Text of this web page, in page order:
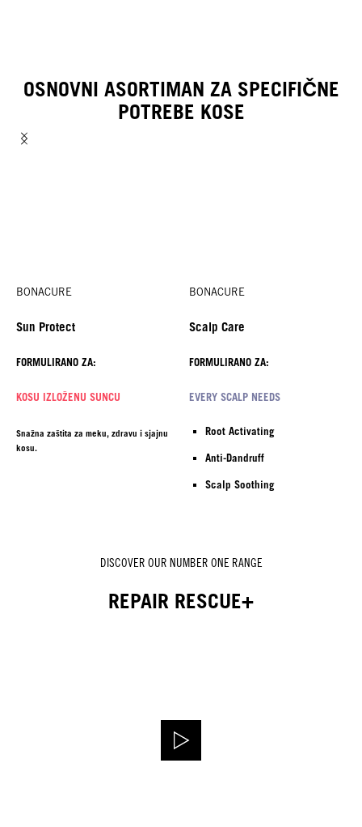
OSNOVNI ASORTIMAN ZA SPECIFIČNE
POTREBE KOSE
BONACURE
Sun Protect
FORMULIRANO ZA:
KOSU IZLOŽENU SUNCU
Snažna zaštita za meku, zdravu i sjajnu
kosu.
BONACURE
Scalp Care
FORMULIRANO ZA:
EVERY SCALP NEEDS
Root Activating
Anti-Dandruff
Scalp Soothing
DISCOVER OUR NUMBER ONE RANGE
REPAIR RESCUE+